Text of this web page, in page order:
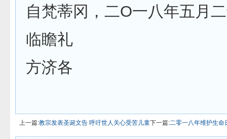
自梵蒂冈，二O一八年五月
临瞻礼
方济各
上一篇:教宗发表圣诞文告 呼吁世人关心受苦儿童下一篇:二零一八年维护生命